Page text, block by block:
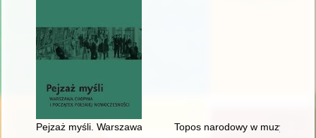
Pejzaż myśli. Warszawa Chopina i początek polskiej
Topos narodowy w muzyce